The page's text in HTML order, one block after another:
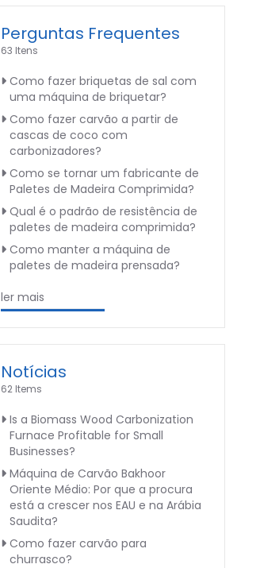
Perguntas Frequentes
63 Itens
Como fazer briquetas de sal com
uma máquina de briquetar?
Como fazer carvão a partir de
cascas de coco com
carbonizadores?
Como se tornar um fabricante de
Paletes de Madeira Comprimida?
Qual é o padrão de resistência de
paletes de madeira comprimida?
Como manter a máquina de
paletes de madeira prensada?
ler mais
Notícias
62 Items
Is a Biomass Wood Carbonization
Furnace Profitable for Small
Businesses?
Máquina de Carvão Bakhoor
Oriente Médio: Por que a procura
está a crescer nos EAU e na Arábia
Saudita?
Como fazer carvão para
churrasco?